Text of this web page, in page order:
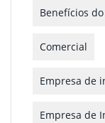
Benefícios
Comercial
Empresa de
Empresa de